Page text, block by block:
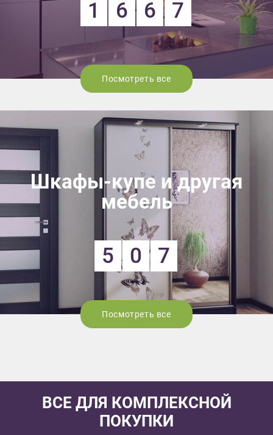
1 6 6 7
Посмотреть все
Шкафы-купе и другая
мебель
5 0 7
Посмотреть все
ВСЕ ДЛЯ КОМПЛЕКСНОЙ
ПОКУПКИ